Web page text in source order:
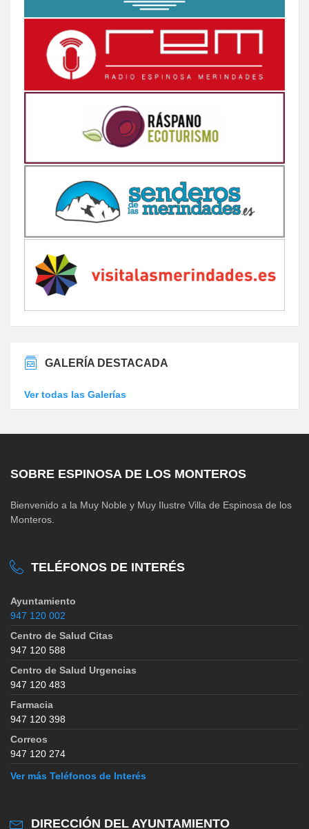
GALERÍA DESTACADA
Ver todas las Galerías
SOBRE ESPINOSA DE LOS MONTEROS
Bienvenido a la Muy Noble y Muy Ilustre Villa de Espinosa de los
Monteros.
TELÉFONOS DE INTERÉS
Ayuntamiento
947 120 002
Centro de Salud Citas
947 120 588
Centro de Salud Urgencias
947 120 483
Farmacia
947 120 398
Correos
947 120 274
Ver más Teléfonos de Interés
DIRECCIÓN DEL AYUNTAMIENTO